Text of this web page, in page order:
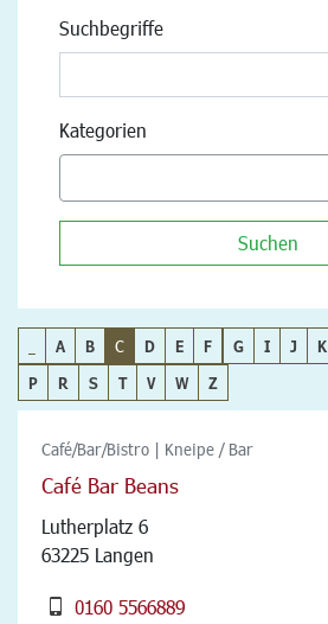
Suchbegriffe
Kategorien
Suchen
A B C D E F G I J K
P
R S T V W Z
Café/Bar/Bistro | Kneipe / Bar
Café Bar Beans
Lutherplatz 6
63225 Langen
0160 5566889